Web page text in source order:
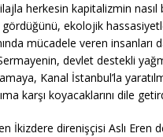
herkesin kapitalizmin nasıl
ekolojik
mücadele veren insanları
Sermayenin, devlet destekli
Kanal İstanbul’la
karşı koyacaklarını dile
İkizdere direnişçisi Aslı Eren